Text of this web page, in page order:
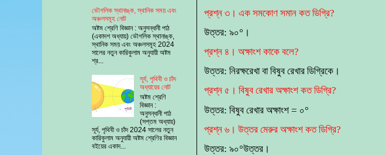
প্রশ্ন ৩। এক সমকোণ সমান কত ডিগ্রি?
উত্তর: ৯০°।
প্রশ্ন ৪। অক্ষাংশ কাকে বলে?
উত্তর: নিরক্ষরেখা বা বিষুব রেখার ডিগ্রিকে।
প্রশ্ন ৫। বিষুব রেখার অক্ষাংশ কত ডিগ্রি?
উত্তর: বিষুব রেখার অক্ষাংশ = ০°
প্রশ্ন ৬। উত্তর মেরুর অক্ষাংশ কত ডিগ্রি?
উত্তর: ৯০°উত্তর।
ভৌগলিক স্থানাঙ্ক, স্থানিক সময় এবং
অঞ্চলসমূহ নোট
অষ্টম শ্রেণি বিজ্ঞান : অনুসন্ধানী পাঠ
(একাদশ অধ্যায়) ভৌগলিক স্থানাঙ্ক,
স্থানিক সময় এবং অঞ্চলসমূহ 2024
সালের নতুন কারিকুলাম অনুযায়ী অষ্টম
শ্র...
সূর্য, পৃথিবী ও চাঁদ
অধ্যায়ের নোট
অষ্টম শ্রেণি
বিজ্ঞান :
অনুসন্ধানী পাঠ
(সপ্তম অধ্যায়)
সূর্য, পৃথিবী ও চাঁদ 2024 সালের নতুন
কারিকুলাম অনুযায়ী অষ্টম শ্রেণির বিজ্ঞান
বইয়ের একাদ...